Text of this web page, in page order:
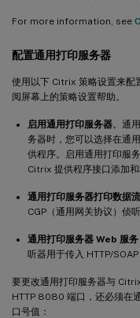
For more information, see
配置通用打印服务器
使用以下 Citrix 策略设置来
阅屏幕上的策略设置帮助。
启用通用打印服务器。通
务器时，您可以选择在通
供程序。启用通用打印服
Citrix 提供程序接口添加和
通用打印服务器打印数据
CGP（通用网关协议）侦
通用打印服务器 Web 服
听器用于传入 HTTP/
要更改通用打印服务器与
HTTP 8080 端口，还必须在
口号值：